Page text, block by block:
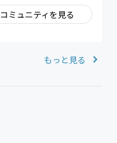
コミュニティを見る
もっと見る